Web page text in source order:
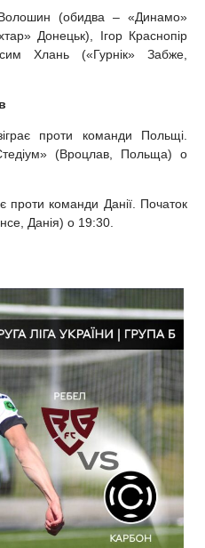
(обидва – «Динамо»
Донецьк), Ігор Краснопір
Хлань («Гурнік» Забже,
проти команди Польщі.
(Вроцлав, Польща) о
проти команди Данії. Початок
Данія) о 19:30.